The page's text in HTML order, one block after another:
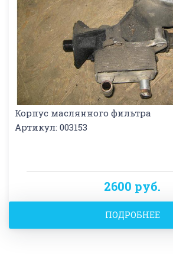
Корпус маслянного фильтра
Артикул: 003153
2600 руб.
ПОДРОБНЕЕ